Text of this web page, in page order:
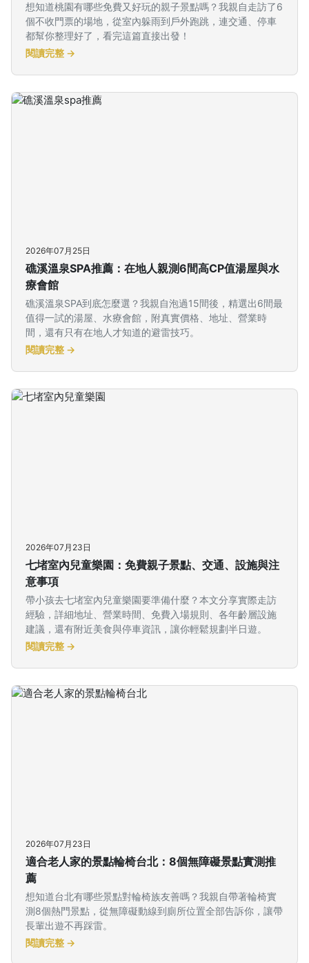
想知道桃園有哪些免費又好玩的親子景點嗎？我親自走訪了6
個不收門票的場地，從室內躲雨到戶外跑跳，連交通、停車
都幫你整理好了，看完這篇直接出發！
閱讀完整 →
2026年07月25日
礁溪溫泉SPA推薦：在地人親測6間高CP值湯屋與水
療會館
礁溪溫泉SPA到底怎麼選？我親自泡過15間後，精選出6間最
值得一試的湯屋、水療會館，附真實價格、地址、營業時
間，還有只有在地人才知道的避雷技巧。
閱讀完整 →
2026年07月23日
七堵室內兒童樂園：免費親子景點、交通、設施與注
意事項
帶小孩去七堵室內兒童樂園要準備什麼？本文分享實際走訪
經驗，詳細地址、營業時間、免費入場規則、各年齡層設施
建議，還有附近美食與停車資訊，讓你輕鬆規劃半日遊。
閱讀完整 →
2026年07月23日
適合老人家的景點輪椅台北：8個無障礙景點實測推
薦
想知道台北有哪些景點對輪椅族友善嗎？我親自帶著輪椅實
測8個熱門景點，從無障礙動線到廁所位置全部告訴你，讓帶
長輩出遊不再踩雷。
閱讀完整 →